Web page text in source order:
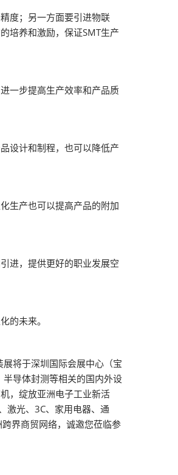
度；另一方面要引进物联
培养和激励，保证SMT生产
一步提高生产效率和产品质
设计和制程，也可以降低产
生产也可以提高产品的附加
进，提供更好的职业发展空
的未来。
将于深圳国际会展中心（宝
导体封测等相关的国内外设
，绽放亚洲电子工业新活
激光、3C、家用电器、通
界商贸网络，诚邀您莅临参